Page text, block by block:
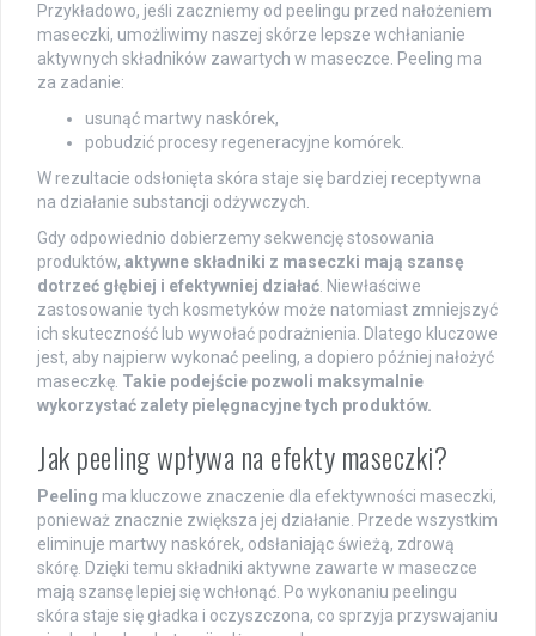
Przykładowo, jeśli zaczniemy od peelingu przed nałożeniem
maseczki, umożliwimy naszej skórze lepsze wchłanianie
aktywnych składników zawartych w maseczce. Peeling ma
za zadanie:
usunąć martwy naskórek,
pobudzić procesy regeneracyjne komórek.
W rezultacie odsłonięta skóra staje się bardziej receptywna
na działanie substancji odżywczych.
Gdy odpowiednio dobierzemy sekwencję stosowania
produktów, aktywne składniki z maseczki mają szansę
dotrzeć głębiej i efektywniej działać. Niewłaściwe
zastosowanie tych kosmetyków może natomiast zmniejszyć
ich skuteczność lub wywołać podrażnienia. Dlatego kluczowe
jest, aby najpierw wykonać peeling, a dopiero później nałożyć
maseczkę. Takie podejście pozwoli maksymalnie
wykorzystać zalety pielęgnacyjne tych produktów.
Jak peeling wpływa na efekty maseczki?
Peeling ma kluczowe znaczenie dla efektywności maseczki,
ponieważ znacznie zwiększa jej działanie. Przede wszystkim
eliminuje martwy naskórek, odsłaniając świeżą, zdrową
skórę. Dzięki temu składniki aktywne zawarte w maseczce
mają szansę lepiej się wchłonąć. Po wykonaniu peelingu
skóra staje się gładka i oczyszczona, co sprzyja przyswajaniu